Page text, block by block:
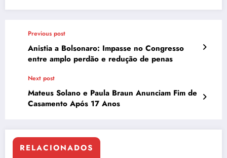
Previous post
Anistia a Bolsonaro: Impasse no Congresso
entre amplo perdão e redução de penas
Next post
Mateus Solano e Paula Braun Anunciam Fim de
Casamento Após 17 Anos
RELACIONADOS